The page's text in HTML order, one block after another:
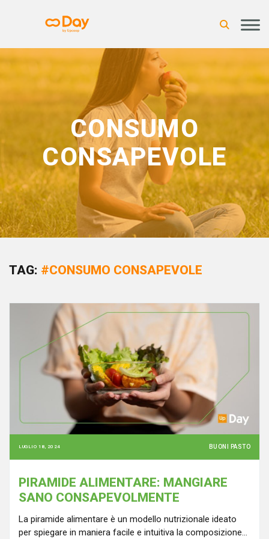
CONSUMO
CONSAPEVOLE
TAG: #CONSUMO CONSAPEVOLE
LUGLIO 18, 2024 BUONI PASTO
PIRAMIDE ALIMENTARE: MANGIARE
SANO CONSAPEVOLMENTE
La piramide alimentare è un modello nutrizionale ideato
per spiegare in maniera facile e intuitiva la composizione